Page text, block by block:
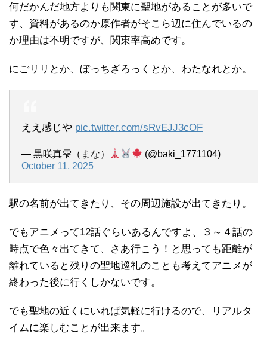
何だかんだ地方よりも関東に聖地があることが多いで
す、資料があるのか原作者がそこら辺に住んでいるの
か理由は不明ですが、関東率高めです。
にごリリとか、ぼっちざろっくとか、わたなれとか。
ええ感じや pic.twitter.com/sRvEJJ3cOF
— 黒咲真雫（まな）
(@baki_1771104)
October 11, 2025
駅の名前が出てきたり、その周辺施設が出てきたり。
でもアニメって12話ぐらいあるんですよ、３～４話の
時点で色々出てきて、さあ行こう！と思っても距離が
離れていると残りの聖地巡礼のことも考えてアニメが
終わった後に行くしかないです。
でも聖地の近くにいれば気軽に行けるので、リアルタ
イムに楽しむことが出来ます。